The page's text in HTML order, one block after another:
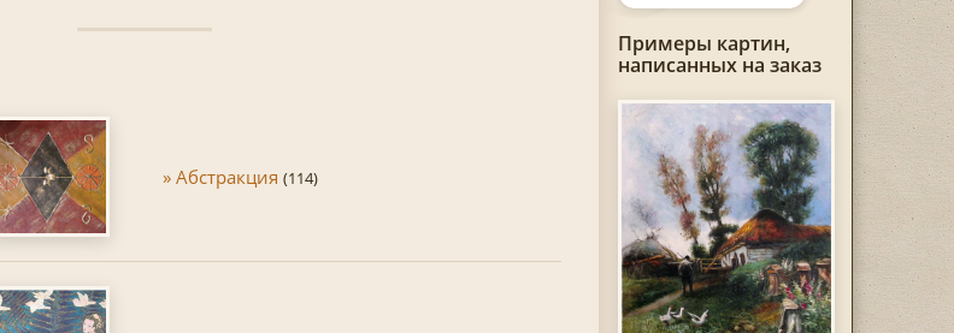
Примеры картин,
написанных на заказ
» Абстракция (114)